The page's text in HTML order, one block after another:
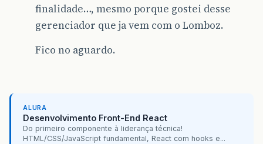
finalidade…, mesmo porque gostei desse
gerenciador que ja vem com o Lomboz.
Fico no aguardo.
ALURA
Desenvolvimento Front-End React
Do primeiro componente à liderança técnica!
HTML/CSS/JavaScript fundamental, React com hooks e...